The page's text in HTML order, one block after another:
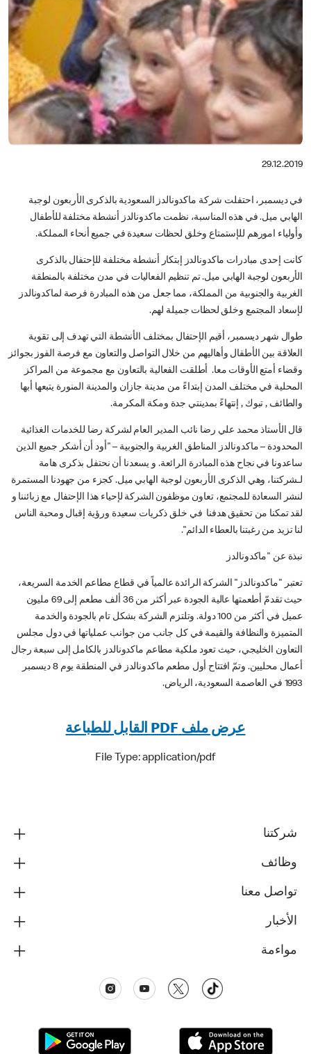
29.12.2019
في ديسمبر، احتفلت شركة ماكدونالدز السعودية بالذكرى الأربعون لوجبة
الهابي ميل. في هذه المناسبة، نظمت ماكدونالدز أنشطة مختلفة للأطفال
وأولياء امورهم للإستمتاع وخلق لحظات سعيدة في جميع أنحاء المملكة.
كانت إحدى مبادرات ماكدونالدز إبتكار أنشطة مختلفة للإحتفال بالذكرى
الأربعون لوجبة الهابي ميل. تم تنظيم الفعاليات في مدن مختلفة بالمنطقة
الغربية والجنوبية من المملكة، مما جعل من هذه المبادرة فرصة لماكدونالدز
لإسعاد المجتمع وخلق لحظات جميلة لهم.
طوال شهر ديسمبر، أقيم الإحتفال بمختلف الأنشطة التي تهدف إلى تقوية
العلاقة بين الأطفال وأهاليهم من خلال التواصل والتعاون مع فرصة الفوز بجوائز
وقضاء أمتع الأوقات معا. أطلقت الفعالية بالتعاون مع مجموعة من المراكز
المحلية في مختلف المدن إبتداءً من مدينة جازان والمدينة المنورة يتبعها أبها
والطائف , تبوك , إنتهاءً بمدينتي جدة ومكة المكرمة.
قال الأستاذ محمد علي رضا نائب المدير العام لشركة رضا للخدمات الغذائية
المحدودة – ماكدونالدز المناطق الغربية والجنوبية – "أود أن أشكر جميع الذين
ساعدونا في نجاح هذه المبادرة الرائعة. و يسعدنا أن نحتفل بذكرى هامة
لـشركتنا، وهي الذكرى الأربعون لوجبة الهابي ميل. كجزء من جهودنا المستمرة
لنشر السعادة للمجتمع، تعاون موظفون الشركة لإحياء هذا الإحتفال مع زبائننا و
لقد تمكنا من تحقيق هدفنا في خلق ذكريات سعيدة ورؤية إقبال ومحبة الناس
لنا تزيد من رغبتنا بالعطاء الدائم".
نبذة عن "ماكدونالدز
تعتبر "ماكدونالدز" الشركة الرائدة عالمياً في قطاع مطاعم الخدمة السريعة،
حيث تقدمّ أطعمتها عالية الجودة عبر أكثر من 36 ألف مطعم إلى 69 مليون
عميل في أكثر من 100 دولة. وتلتزم الشركة بشكل تام بالجودة والخدمة
المتميزة والنظافة والقيمة في كل جانب من جوانب عملياتها في دول مجلس
التعاون الخليجي، حيث تعود ملكية مطاعم ماكدونالدز بالكامل إلى سبعة رجال
أعمال محليين. وتمّ افتتاح أول مطعم ماكدونالدز في المنطقة يوم 8 ديسمبر
1993 في العاصمة السعودية، الرياض.
عرض ملف PDF القابل للطباعة
File Type: application/pdf
شركتنا
وظائف
تواصل معنا
الأخبار
مواءمة